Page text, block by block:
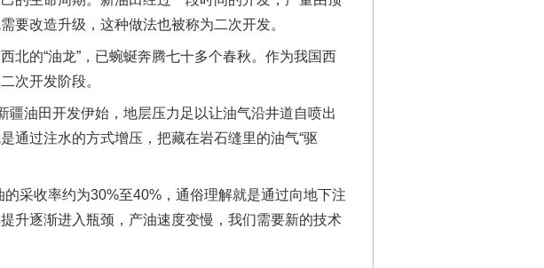
要改造升级，这种做法也被称为二次开发。
的“油龙”，已蜿蜒奔腾七十多个春秋。作为我国西
次开发阶段。
油田开发伊始，地层压力足以让油气沿井道自喷出
通过注水的方式增压，把藏在岩石缝里的油气“驱
采收率约为30%至40%，通俗理解就是通过向地下注
升逐渐进入瓶颈，产油速度变慢，我们需要新的技术